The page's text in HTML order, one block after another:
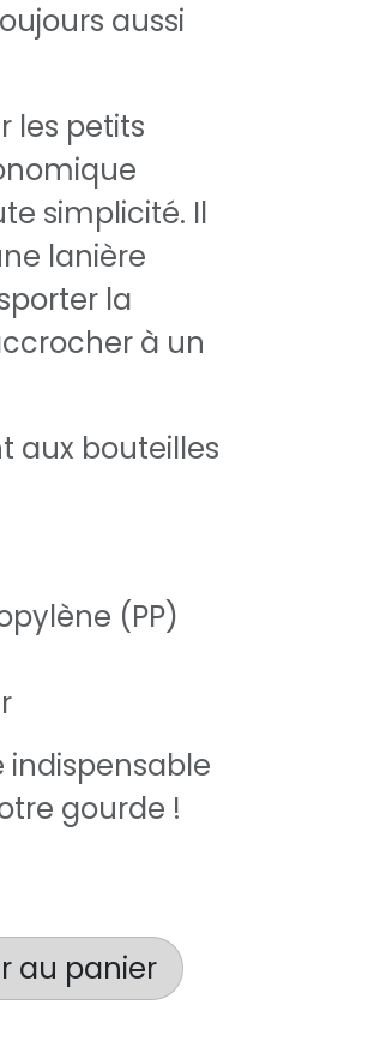
aussi
les petits
simplicité. Il
lanière
la
à un
aux bouteilles
(PP)
gourde !
au panier